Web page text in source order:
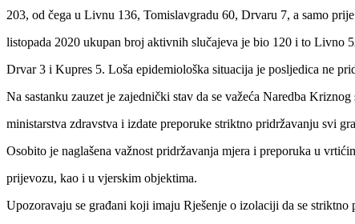
203, od čega u Livnu 136, Tomislavgradu 60, Drvaru 7, a samo
listopada 2020 ukupan broj aktivnih slučajeva je bio 120 i to Livno
Drvar 3 i Kupres 5. Loša epidemiološka situacija je posljedica ne
Na sastanku zauzet je zajednički stav da se važeća Naredba Kriznog
ministarstva zdravstva i izdate preporuke striktno pridržavanju svi
Osobito je naglašena važnost pridržavanja mjera i preporuka u
prijevozu, kao i u vjerskim objektima.
Upozoravaju se građani koji imaju Rješenje o izolaciji da se striktno